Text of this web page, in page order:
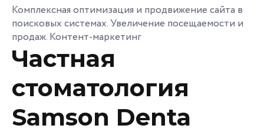
Комплексная оптимизация и продвижение сайта в
поисковых системах. Увеличение посещаемости и
продаж. Контент-маркетинг
Частная
стоматология
Samson Denta